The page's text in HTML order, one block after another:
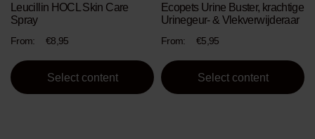
Leucillin HOCL Skin Care
Spray
From: €8,95
Select content
on
the
product
page
Ecopets Urine Buster, krachtige
Urinegeur- & Vlekverwijderaar
From: €5,95
Select content
on
the
product
page